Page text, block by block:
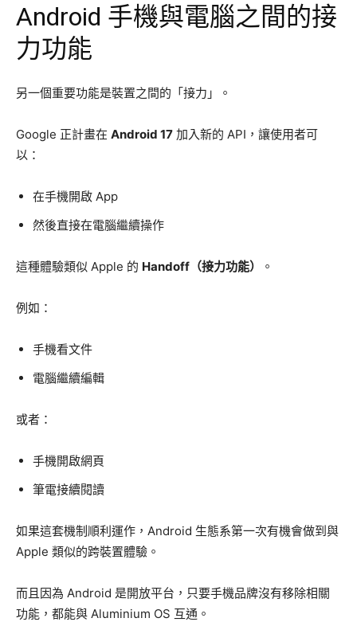
Android 手機與電腦之間的接
力功能
另一個重要功能是裝置之間的「接力」。
Google 正計畫在 Android 17 加入新的 API，讓使用者可
以：
在手機開啟 App
然後直接在電腦繼續操作
這種體驗類似 Apple 的 Handoff（接力功能） 。
例如：
手機看文件
電腦繼續編輯
或者：
手機開啟網頁
筆電接續閱讀
如果這套機制順利運作，Android 生態系第一次有機會做到與
Apple 類似的跨裝置體驗。
而且因為 Android 是開放平台，只要手機品牌沒有移除相關
功能，都能與 Aluminium OS 互通。